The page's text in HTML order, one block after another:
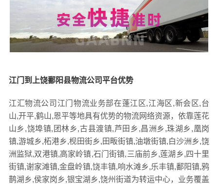
江门到上饶鄱阳县物流公司平台优势
江汇物流公司江门物流业务部在蓬江区,江海区,新会区,台
山,开平,鹤山,恩平等地具有优势的物流网络资源，依靠莲花
山乡,饶埠镇,团林乡,古县渡镇,芦田乡,昌洲乡,珠湖乡,凰岗
镇,游城乡,柘港乡,枧田街乡,田畈街镇,油墩街镇,白沙洲乡,饶
洲监狱,双港镇,高家岭镇,石门街镇,三庙前乡,莲湖乡,四十里
街镇,谢家滩镇,金盘岭镇,饶丰镇,响水滩乡,乐丰镇,鄱阳镇,鸦
鹊湖乡,侯家岗乡,银宝湖乡,饶州街道为转运中心，业务覆盖